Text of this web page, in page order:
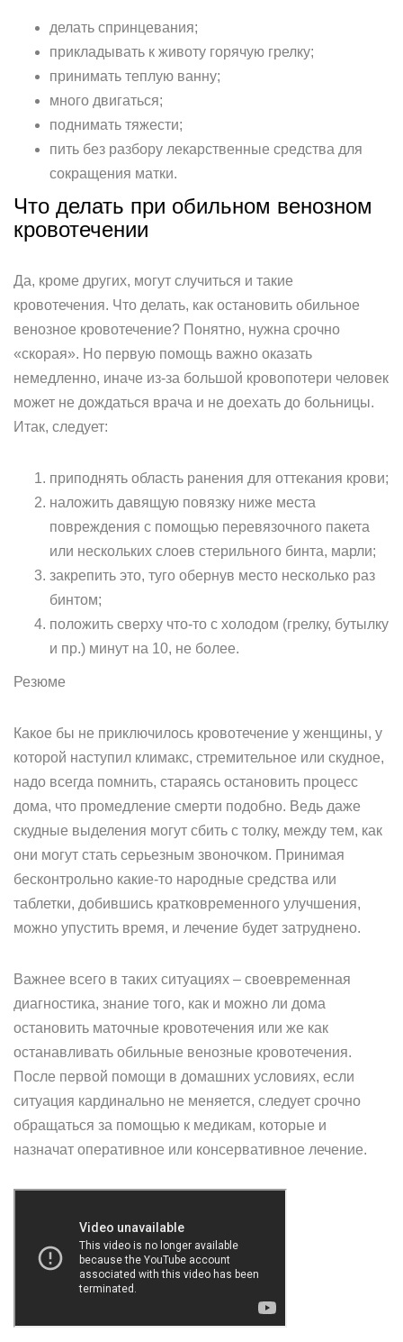
делать спринцевания;
прикладывать к животу горячую грелку;
принимать теплую ванну;
много двигаться;
поднимать тяжести;
пить без разбору лекарственные средства для
сокращения матки.
Что делать при обильном венозном
кровотечении
Да, кроме других, могут случиться и такие
кровотечения. Что делать, как остановить обильное
венозное кровотечение? Понятно, нужна срочно
«скорая». Но первую помощь важно оказать
немедленно, иначе из-за большой кровопотери человек
может не дождаться врача и не доехать до больницы.
Итак, следует:
приподнять область ранения для оттекания крови;
наложить давящую повязку ниже места
повреждения с помощью перевязочного пакета
или нескольких слоев стерильного бинта, марли;
закрепить это, туго обернув место несколько раз
бинтом;
положить сверху что-то с холодом (грелку, бутылку
и пр.) минут на 10, не более.
Резюме
Какое бы не приключилось кровотечение у женщины, у
которой наступил климакс, стремительное или скудное,
надо всегда помнить, стараясь остановить процесс
дома, что промедление смерти подобно. Ведь даже
скудные выделения могут сбить с толку, между тем, как
они могут стать серьезным звоночком. Принимая
бесконтрольно какие-то народные средства или
таблетки, добившись кратковременного улучшения,
можно упустить время, и лечение будет затруднено.
Важнее всего в таких ситуациях – своевременная
диагностика, знание того, как и можно ли дома
остановить маточные кровотечения или же как
останавливать обильные венозные кровотечения.
После первой помощи в домашних условиях, если
ситуация кардинально не меняется, следует срочно
обращаться за помощью к медикам, которые и
назначат оперативное или консервативное лечение.